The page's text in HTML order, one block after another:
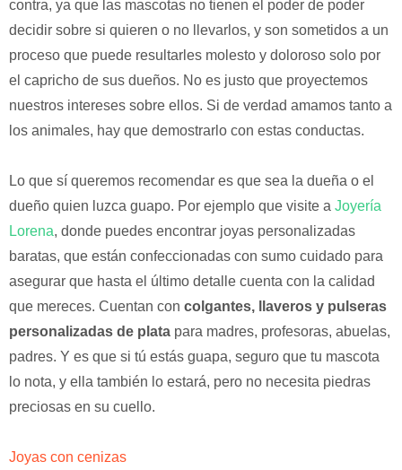
contra, ya que las mascotas no tienen el poder de poder
decidir sobre si quieren o no llevarlos, y son sometidos a un
proceso que puede resultarles molesto y doloroso solo por
el capricho de sus dueños. No es justo que proyectemos
nuestros intereses sobre ellos. Si de verdad amamos tanto a
los animales, hay que demostrarlo con estas conductas.
Lo que sí queremos recomendar es que sea la dueña o el
dueño quien luzca guapo. Por ejemplo que visite a Joyería
Lorena, donde puedes encontrar joyas personalizadas
baratas, que están confeccionadas con sumo cuidado para
asegurar que hasta el último detalle cuenta con la calidad
que mereces. Cuentan con colgantes, llaveros y pulseras
personalizadas de plata para madres, profesoras, abuelas,
padres. Y es que si tú estás guapa, seguro que tu mascota
lo nota, y ella también lo estará, pero no necesita piedras
preciosas en su cuello.
Joyas con cenizas